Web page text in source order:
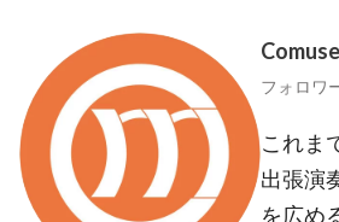
Comuse
フォロワ
これま
出張演
を広め